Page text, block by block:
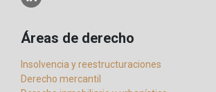
Áreas de derecho
Insolvencia y reestructuraciones
Derecho mercantil